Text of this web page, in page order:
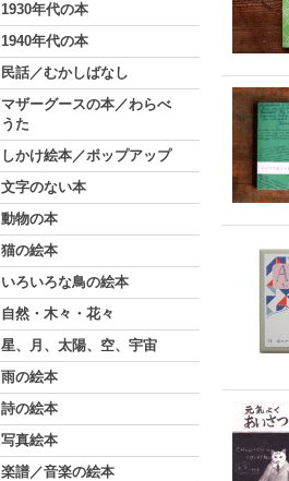
1930年代の本
1940年代の本
民話／むかしばなし
マザーグースの本／わらべ
うた
しかけ絵本／ポップアップ
文字のない本
動物の本
猫の絵本
いろいろな鳥の絵本
自然・木々・花々
星、月、太陽、空、宇宙
雨の絵本
詩の絵本
写真絵本
楽譜／音楽の絵本